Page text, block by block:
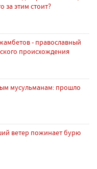
за этим стоит?
- православный
происхождения
мусульманам: прошло
ветер пожинает бурю